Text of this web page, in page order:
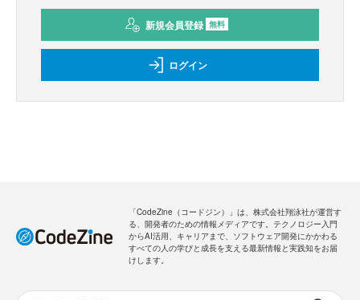
新規会員登録 無料
ログイン
「CodeZine（コードジン）」は、株式会社翔泳社が運営す
る、開発者のための情報メディアです。テクノロジー入門
からAI活用、キャリアまで、ソフトウェア開発にかかわる
すべての人の学びと成長を支える最新情報と実践知をお届
けします。